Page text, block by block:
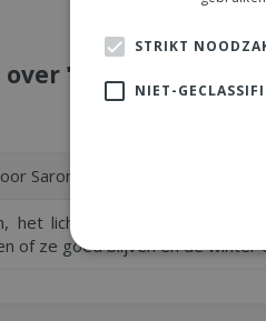
over "Solar high
Saron Sattler
het licht schijnt heel goed en
of ze goed blijven en de winter
STRIKT
NIET-